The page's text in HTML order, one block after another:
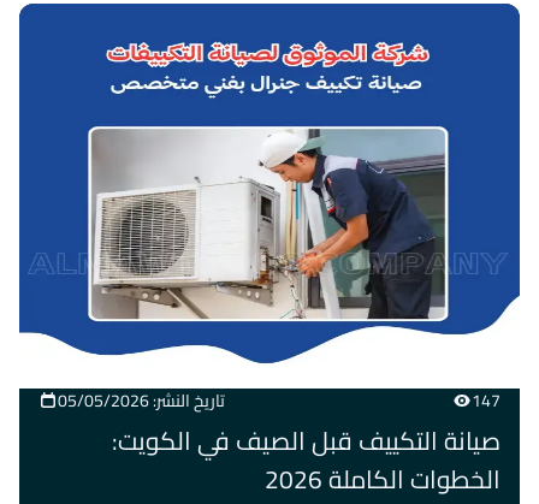
147 تاريخ النشر: 05/05/2026
صيانة التكييف قبل الصيف في الكويت:
الخطوات الكاملة 2026